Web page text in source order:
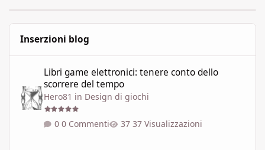
Inserzioni blog
Libri game elettronici: tenere conto dello
scorrere del tempo
Hero81 in Design di giochi
0 Commenti 37 Visualizzazioni